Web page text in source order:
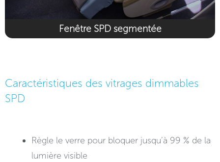
Fenêtre SPD segmentée
Caractéristiques des vitrages dimmables
SPD
Règle le verre pour bloquer jusqu’à 99 % de la
lumière visible